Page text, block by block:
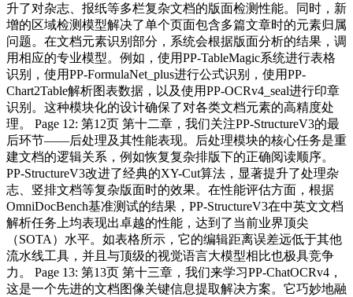
升了对杂志、报纸等多栏复杂文档的版面检测性能。同时，新
增的区域检测模型解决了单个页面包含多篇文章时的元素归属
问题。在文档元素识别部分，系统会根据版面分析的结果，调
用相应的专业模型。例如，使用PP-TableMagic系统进行表格
识别，使用PP-FormulaNet_plus进行公式识别，使用PP-
Chart2Table解析图表数据，以及使用PP-OCRv4_seal进行印章
识别。这种模块化的设计确保了对各类文档元素的高精度处
理。 Page 12: 第12页 第十二章，我们关注PP-StructureV3的最
后环节——后处理及其性能表现。后处理模块的核心任务是重
建文档的逻辑关系，例如恢复复杂排版下的正确阅读顺序。
PP-StructureV3改进了经典的XY-Cut算法，显著提升了处理杂
志、竖排文档等复杂版面时的效果。在性能评估方面，根据
OmniDocBench基准测试的结果，PP-StructureV3在中英文文档
解析任务上均表现出卓越的性能，达到了当前业界顶尖
（SOTA）水平。如表格所示，它的编辑距离误差远低于其他
流水线工具，并且与顶级的视觉语言大模型相比也极具竞争
力。 Page 13: 第13页 第十三章，我们来学习PP-ChatOCRv4，
这是一个先进的文档图像关键信息提取解决方案。它巧妙地融